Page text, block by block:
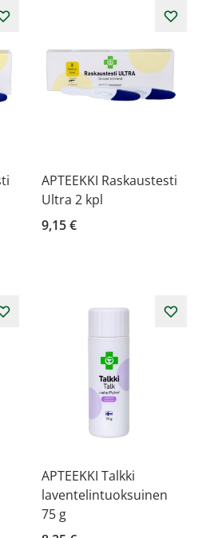
APTEEKKI Raskaustesti
Ultra 2 kpl
9,15 €
APTEEKKI Talkki
laventelintuoksuinen
75 g